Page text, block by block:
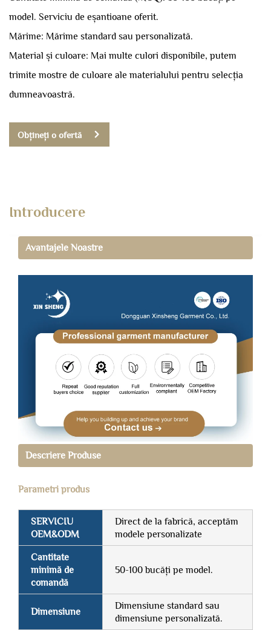
model. Serviciu de eșantioane oferit.
Mărime: Mărime standard sau personalizată.
Material și culoare: Mai multe culori disponibile, putem
trimite mostre de culoare ale materialului pentru selecția
dumneavoastră.
Obțineți o ofertă
Introducere
Avantajele Noastre
Descriere Produse
Parametri produs
SERVICIU
OEM&ODM
Direct de la fabrică, acceptăm
modele personalizate
Cantitate
minimă de
comandă
50-100 bucăți pe model.
Dimensiune
Dimensiune standard sau
dimensiune personalizată.